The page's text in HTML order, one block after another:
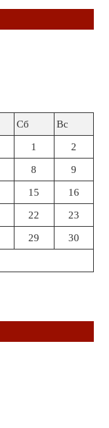
Сб Вс
1 2
8 9
15 16
22 23
29 30